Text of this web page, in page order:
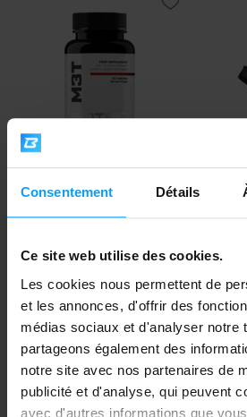
Consentement Détails
Ce site web utilise des cookies.
Les cookies nous permettent de
et les annonces, d'offrir des
médias sociaux et d'analyser notre
partageons également des
notre site avec nos partenaires de
publicité et d'analyse, qui peuvent
avec d'autres informations que
M3T 60 comprimés
EN STOCK